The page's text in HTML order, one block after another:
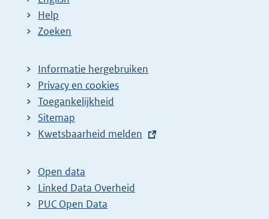
Help
Zoeken
Informatie hergebruiken
Privacy en cookies
Toegankelijkheid
Sitemap
E
t
e
r
Kwetsbaarheid melden
Open data
Linked Data Overheid
PUC Open Data